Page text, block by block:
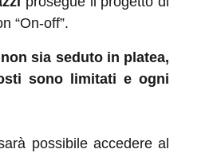
“On-off”.
sia seduto in platea,
sono limitati e ogni
possibile accedere al